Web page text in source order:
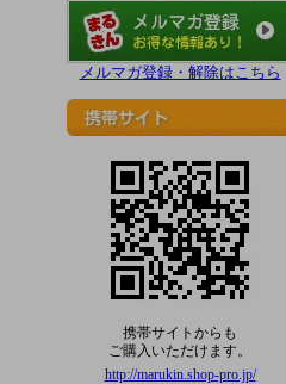
メルマガ登録・解除はこちら
携帯サイトからも
ご購入いただけます。
http://marukin.shop-pro.jp/